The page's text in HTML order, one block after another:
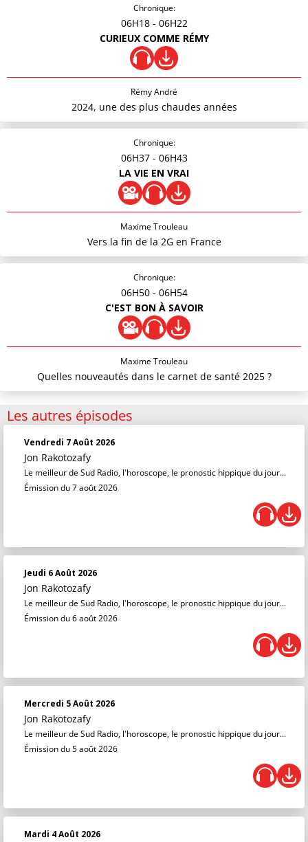
Chronique:
06H18 - 06H22
CURIEUX COMME RÉMY
Rémy André
2024, une des plus chaudes années
Chronique:
06H37 - 06H43
LA VIE EN VRAI
Maxime Trouleau
Vers la fin de la 2G en France
Chronique:
06H50 - 06H54
C'EST BON À SAVOIR
Maxime Trouleau
Quelles nouveautés dans le carnet de santé 2025 ?
Les autres épisodes
Vendredi 7 Août 2026
Jon Rakotozafy
Le meilleur de Sud Radio, l'horoscope, le pronostic hippique du jour...
Émission du 7 août 2026
Jeudi 6 Août 2026
Jon Rakotozafy
Le meilleur de Sud Radio, l'horoscope, le pronostic hippique du jour...
Émission du 6 août 2026
Mercredi 5 Août 2026
Jon Rakotozafy
Le meilleur de Sud Radio, l'horoscope, le pronostic hippique du jour...
Émission du 5 août 2026
Mardi 4 Août 2026